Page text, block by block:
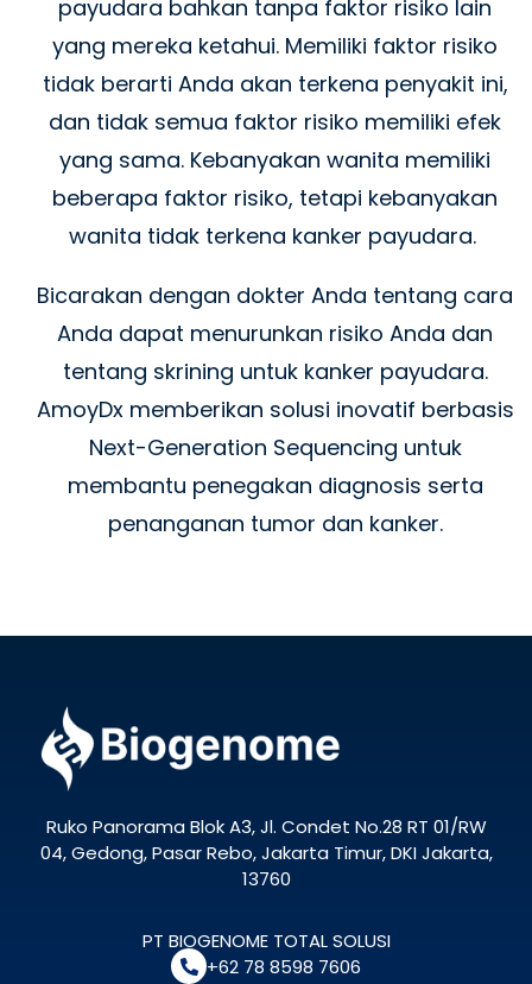
payudara bahkan tanpa faktor risiko lain
yang mereka ketahui. Memiliki faktor risiko
tidak berarti Anda akan terkena penyakit ini,
dan tidak semua faktor risiko memiliki efek
yang sama. Kebanyakan wanita memiliki
beberapa faktor risiko, tetapi kebanyakan
wanita tidak terkena kanker payudara.
Bicarakan dengan dokter Anda tentang cara
Anda dapat menurunkan risiko Anda dan
tentang skrining untuk kanker payudara.
AmoyDx memberikan solusi inovatif berbasis
Next-Generation Sequencing untuk
membantu penegakan diagnosis serta
penanganan tumor dan kanker.
Ruko Panorama Blok A3, Jl. Condet No.28 RT 01/RW
04, Gedong, Pasar Rebo, Jakarta Timur, DKI Jakarta,
13760
PT BIOGENOME TOTAL SOLUSI
+62 78 8598 7606